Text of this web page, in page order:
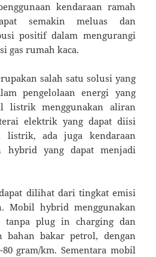
kendaraan ramah
semakin meluas dan
positif dalam mengurangi
gas rumah kaca.
salah satu solusi yang
pengelolaan energi yang
listrik menggunakan aliran
elektrik yang dapat diisi
listrik, ada juga kendaraan
yang dapat menjadi
dilihat dari tingkat emisi
Mobil hybrid menggunakan
tanpa plug in charging dan
bahan bakar petrol, dengan
gram/km. Sementara mobil